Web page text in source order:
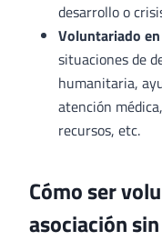
desarrollo o
Voluntariado
situaciones de
humanitaria,
atención
recursos, etc.
Cómo ser
asociación